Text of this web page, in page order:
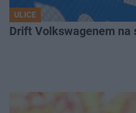
ULICE
Drift Volkswagenem na